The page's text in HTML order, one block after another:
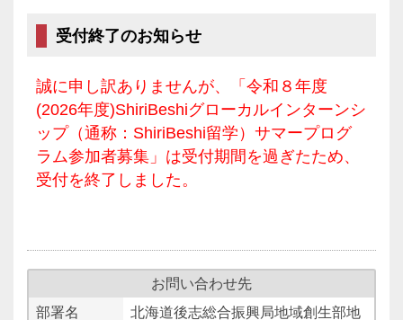
受付終了のお知らせ
誠に申し訳ありませんが、「令和８年度
(2026年度)ShiriBeshiグローカルインターンシ
ップ（通称：ShiriBeshi留学）サマープログ
ラム参加者募集」は受付期間を過ぎたため、
受付を終了しました。
お問い合わせ先
部署名
北海道後志総合振興局地域創生部地